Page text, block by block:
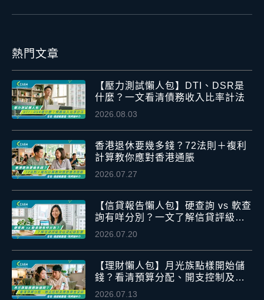
熱門文章
【壓力測試懶人包】DTI、DSR是
什麼？一文看清債務收入比率計法
2026.08.03
香港退休要幾多錢？72法則＋複利
計算教你應對香港通脹
2026.07.27
【信貸報告懶人包】硬查詢 vs 軟查
詢有咩分別？一文了解信貸評級及
信貸紀錄影響
2026.07.20
【理財懶人包】月光族點樣開始儲
錢？看清預算分配、開支控制及應
急資金安排
2026.07.13